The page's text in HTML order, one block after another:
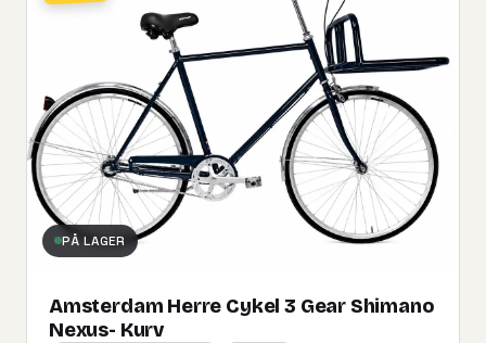
PÅ LAGER
Amsterdam Herre Cykel 3 Gear Shimano
Nexus- Kurv